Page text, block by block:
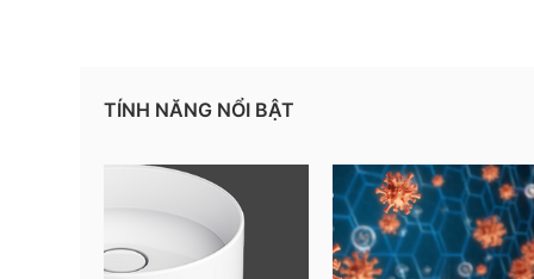
TÍNH NĂNG NỔI BẬT